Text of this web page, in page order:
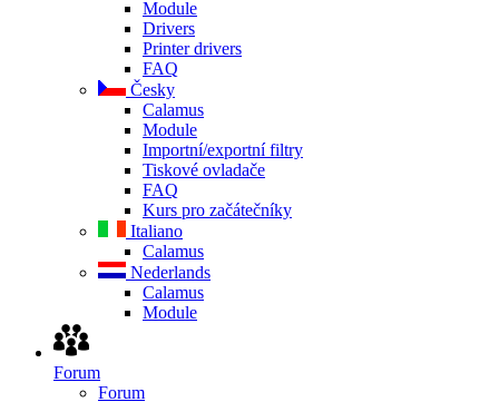
Module
Drivers
Printer drivers
FAQ
Česky
Calamus
Module
Importní/exportní filtry
Tiskové ovladače
FAQ
Kurs pro začátečníky
Italiano
Calamus
Nederlands
Calamus
Module
Forum
Forum